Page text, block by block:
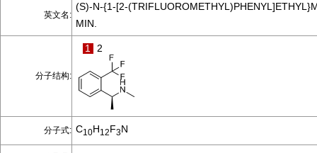
英文名:
(S)-N-{1-[2-
MIN.
分子结构:
1 2
分子式: C10H12F3N